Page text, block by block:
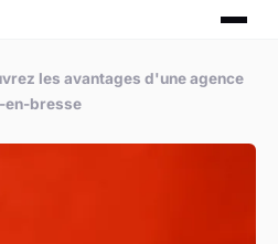
les avantages d'une agence
en-bresse